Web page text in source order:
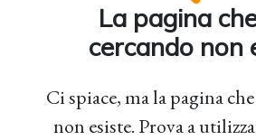
La pagina
cercando non
Ci spiace, ma la pagina
non esiste. Prova a